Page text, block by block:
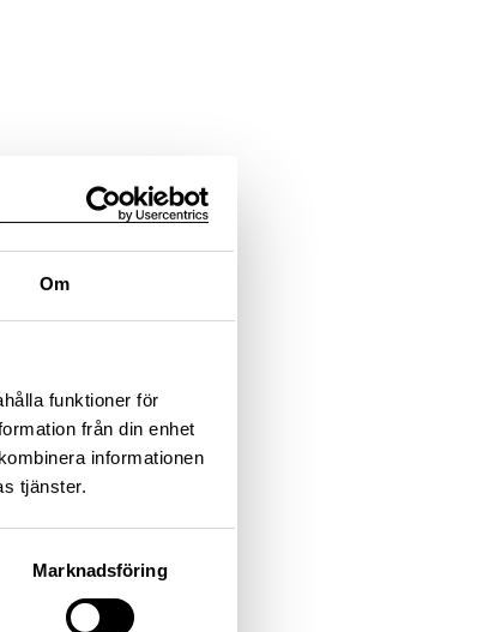
Om
funktioner för
från din enhet
informationen
tjänster.
Marknadsföring